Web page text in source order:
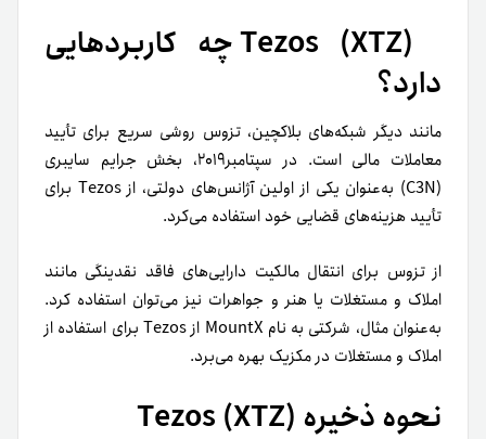
(Tezos (XTZ چه کاربردهایی
دارد؟
مانند دیگر شبکه‌های بلاکچین، تزوس روشی سریع برای تأیید
معاملات مالی است. در سپتامبر۲۰۱۹، بخش جرایم سایبری
(C3N) به‌عنوان یکی از اولین آژانس‌های دولتی، از Tezos برای
تأیید هزینه‌های قضایی خود استفاده می‌کرد.
از تزوس برای انتقال مالکیت دارایی‌های فاقد نقدینگی مانند
املاک و مستغلات یا هنر و جواهرات نیز می‌توان استفاده کرد.
به‌عنوان مثال، شرکتی به نام MountX از Tezos برای استفاده از
املاک و مستغلات در مکزیک بهره می‌برد.
نحوه ذخیره (Tezos (XTZ